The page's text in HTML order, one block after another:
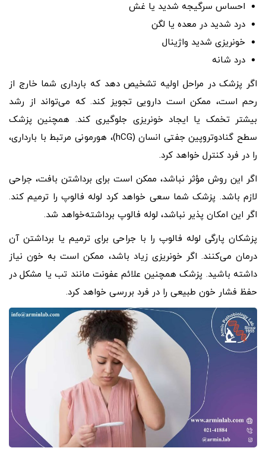
احساس سرگیجه شدید یا غش
درد شدید در معده یا لگن
خونریزی شدید واژینال
درد شانه
اگر پزشک در مراحل اولیه تشخیص دهد که بارداری شما خارج از
رحم است، ممکن است دارویی تجویز کند. که می‌تواند از رشد
بیشتر تخمک یا ایجاد خونریزی جلوگیری کند. همچنین پزشک
سطح گنادوتروپین جفتی انسان (hCG)، هورمونی مرتبط با بارداری،
را در فرد کنترل خواهد کرد.
اگر این روش مؤثر نباشد، ممکن است برای برداشتن بافت، جراحی
لازم باشد. پزشک شما سعی خواهد کرد لوله فالوپ را ترمیم کند.
اگر این امکان پذیر نباشد، لوله فالوپ برداشته‌خواهد شد.
پزشکان پارگی لوله فالوپ را با جراحی برای ترمیم یا برداشتن آن
درمان می‌کنند. اگر خونریزی زیاد باشد، ممکن است به خون نیاز
داشته باشید. پزشک همچنین علائم عفونت مانند تب یا مشکل در
حفظ فشار خون طبیعی را در فرد بررسی خواهد کرد.